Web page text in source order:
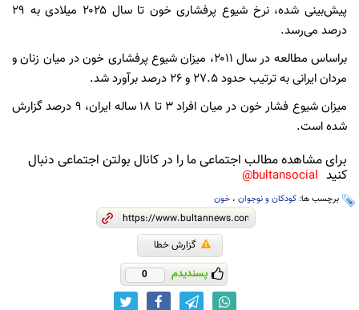
پیش‌بینی شده، نرخ شیوع پرفشاری خون تا سال ۲۰۲۵ میلادی به ۲۹
درصد می‌رسد.
براساس مطالعه در سال ۲۰۱۱، میزان شیوع پرفشاری خون در میان زنان و
مردان ایرانی به ترتیب حدود ۲۷.۵ و ۲۶ درصد برآورد شد.
میزان شیوع فشار خون در میان افراد ۳ تا ۱۸ ساله ایران، ۹ درصد گزارش
شده است.
برای مشاهده مطالب اجتماعی ما را در کانال بولتن اجتماعی دنبال
کنید bultansocial@
برچسب ها: کودکان و نوجوان ، خون
گزارش خطا
پسندیدم 0